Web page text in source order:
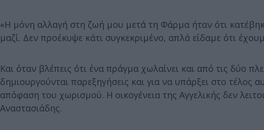
«Η μόνη αλλαγή στη ζωή μου μετά τη Φάρμα ήταν ότι
μαζί. Δεν προέκυψε κάτι συγκεκριμένο, απλά είδαμε ότι
Και όταν βλέπεις ότι ένα πράγμα χωλαίνει και από τις δύο
δημιουργούνται παρεξηγήσεις και για να υπάρξει στο
απόφαση του χωρισμού. Η οικογένεια της Αγγελικής δεν
Αναστασιάδης.